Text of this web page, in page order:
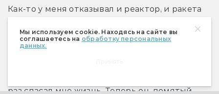
Мы используем cookie. Находясь на сайте вы
соглашаетесь на обработку персональных
данных.
Как-то у меня отказывал и реактор, и ракета
такая, что я менял перегоревшие лампы блока
автоматики, сидя в холодильнике — том же
раз спасал мне жизнь. Теперь он, помятый,